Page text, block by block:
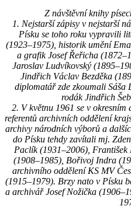
Z návštěvní knihy
1. Nejstarší zápisy v nejstarší
Písku se toho roku vypravili
(1923–1975), historik umění
a grafik Josef Řeřicha
Jaroslav Ludvíkovský
Jindřich Václav Bezděka
diplomatář zde zkoumali Sáša
rodák Jindřich
2. V květnu 1961 se v
referentů archivních oddělení
archivy národních výborů a
do Písku tehdy zavítali mj.
Paclík (1931–2006),
(1908–1985), Bořivoj Indra
archivního oddělení KS MV
(1915–1979). Brzy nato v Písku
a archivář Josef Nožička